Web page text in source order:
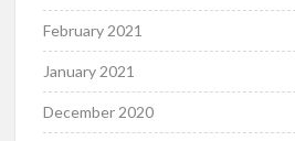
February 2021
January 2021
December 2020